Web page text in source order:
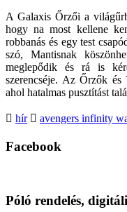
A Galaxis Őrzői a
hogy na most kellene
robbanás és egy test
szó, Mantisnak
meglepődik és rá is
szerencséje. Az Őrzők
ahol hatalmas pusztítást
hír avengers infinity
Facebook
Póló rendelés,